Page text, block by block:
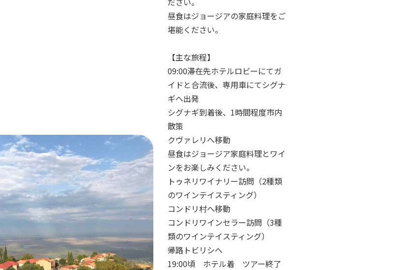
昼食はジョージアの家庭料理をご
堪能ください。
【主な旅程】
09:00滞在先ホテルロビーにてガ
イドと合流後、専用車にてシグナ
ギへ出発
シグナギ到着後、1時間程度市内
散策
クヴァレリへ移動
昼食はジョージア家庭料理とワイ
ンをお楽しみください。
トゥネリワイナリー訪問（2種類
のワインテイスティング）
コンドリ村へ移動
コンドリワインセラー訪問（3種
類のワインテイスティング）
帰路トビリシへ
19:00頃 ホテル着 ツアー終了